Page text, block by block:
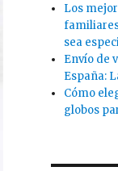
Los
sea
Envío de
España:
Cómo
globos